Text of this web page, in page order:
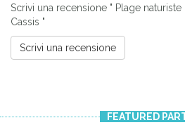
Scrivi una recensione " Plage
Cassis "
Scrivi una recensione
FEATURED